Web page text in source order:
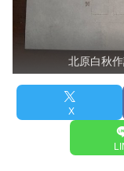
北原白秋
X